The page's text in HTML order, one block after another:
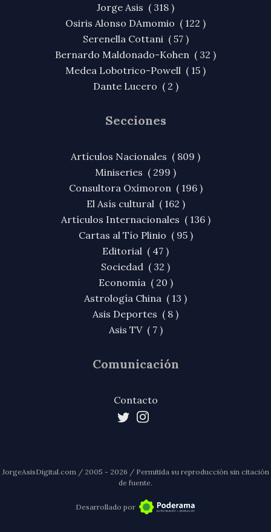
Jorge Asis ( 318 )
Osiris Alonso DAmomio ( 122 )
Serenella Cottani ( 57 )
Bernardo Maldonado-Kohen ( 32 )
Medea Lobotrico-Powell ( 15 )
Dante Lucero ( 2 )
Secciones
Artículos Nacionales ( 809 )
Miniseries ( 299 )
Consultora Oxímoron ( 196 )
El Asís cultural ( 162 )
Artículos Internacionales ( 136 )
Cartas al Tío Plinio ( 95 )
Editorial ( 47 )
Sociedad ( 32 )
Economía ( 20 )
Astrología China ( 13 )
Asis Deportes ( 8 )
Asis TV ( 7 )
Comunicación
Contacto
JorgeAsisDigital.com / 2005 - 2026 / Permitida su reproducción sin citación
de fuente.
Desarrollado por